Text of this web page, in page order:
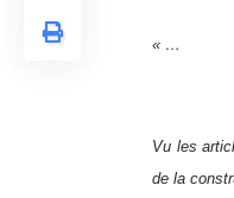
« …
Vu les
de la